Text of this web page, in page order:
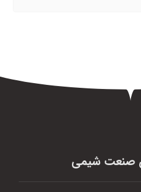
صنعت شیمی